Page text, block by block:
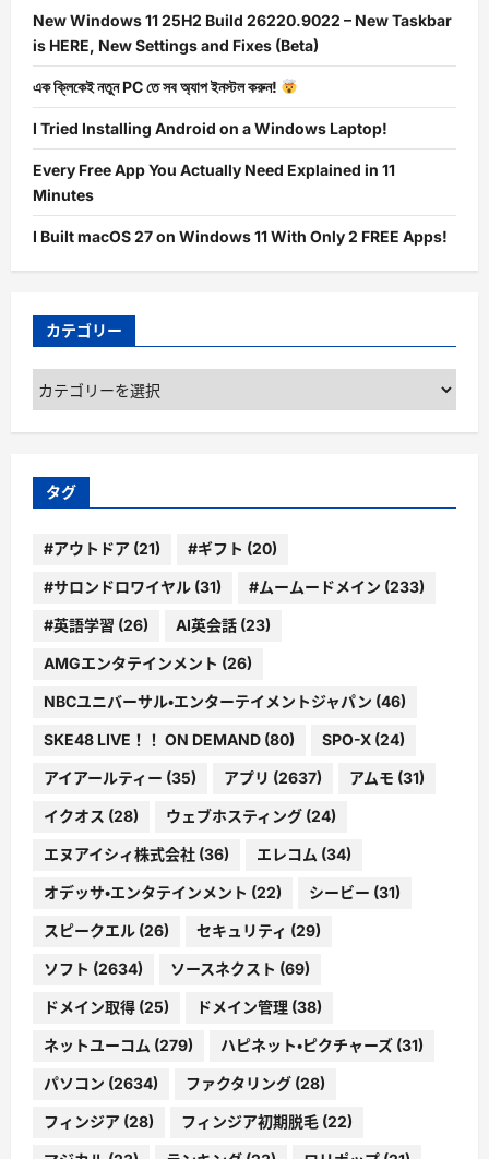
New Windows 11 25H2 Build 26220.9022 – New Taskbar
is HERE, New Settings and Fixes (Beta)
এক ক্লিকেই নতুন PC তে সব অ্যাপ ইনস্টল করুন!
I Tried Installing Android on a Windows Laptop!
Every Free App You Actually Need Explained in 11
Minutes
I Built macOS 27 on Windows 11 With Only 2 FREE Apps!
カテゴリー
カ
テ
ゴ
ー
タグ
#アウトドア (21) #ギフト (20)
#サロンドロワイヤル (31) #ムームードメイン (233)
#英語学習 (26) AI英会話 (23)
AMGエンタテインメント (26)
NBCユニバーサル・エンターテイメントジャパン (46)
SKE48 LIVE！！ ON DEMAND (80) SPO-X (24)
アイアールティー (35) アプリ (2637) アムモ (31)
イクオス (28) ウェブホスティング (24)
エヌアイシィ株式会社 (36) エレコム (34)
オデッサ・エンタテインメント (22) シービー (31)
スピークエル (26) セキュリティ (29)
ソフト (2634) ソースネクスト (69)
ドメイン取得 (25) ドメイン管理 (38)
ネットユーコム (279) ハピネット・ピクチャーズ (31)
パソコン (2634) ファクタリング (28)
フィンジア (28) フィンジア初期脱毛 (22)